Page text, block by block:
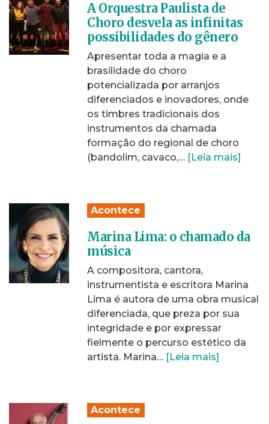
A Orquestra Paulista de
Choro desvela as infinitas
possibilidades do gênero
Apresentar toda a magia e a
brasilidade do choro
potencializada por arranjos
diferenciados e inovadores, onde
os timbres tradicionais dos
instrumentos da chamada
formação do regional de choro
(bandolim, cavaco,… [Leia mais]
Acontece
Marina Lima: o chamado da
música
A compositora, cantora,
instrumentista e escritora Marina
Lima é autora de uma obra musical
diferenciada, que preza por sua
integridade e por expressar
fielmente o percurso estético da
artista. Marina… [Leia mais]
Acontece